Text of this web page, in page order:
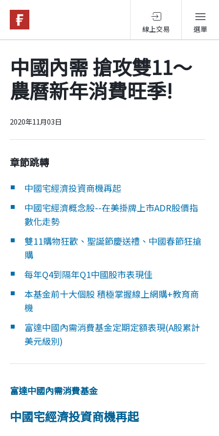
線上交易 選單
基金與配息
永續投資
投資洞見
投資解決方案
關於富達
企業永續
客戶服務
中國內需 搶攻雙11～
農曆新年消費旺季!
2020年11月03日
章節跳轉
中國宅經濟投資商機再起
中國宅經濟概念股--在美掛牌上市ADR股價指
數化走勢
雙11購物狂歡、聖誕節慶送禮、中國春節狂搶
購
每年Q4到隔年Q1中國股市表現佳
本基金前十大個股 積極掌握線上網購+教育商
機
富達中國內需消費基金定期定額表現(A股累計
美元級別)
富達中國內需消費基金
中國宅經濟投資商機再起